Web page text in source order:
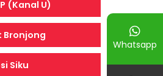
(Kanal U)
Bronjong
Siku
Whatsapp